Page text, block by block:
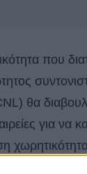
που
θα
για να